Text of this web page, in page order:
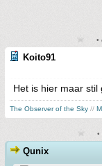
•
Koito91
Het is hier maar stil
The Observer of the Sky //
Qunix